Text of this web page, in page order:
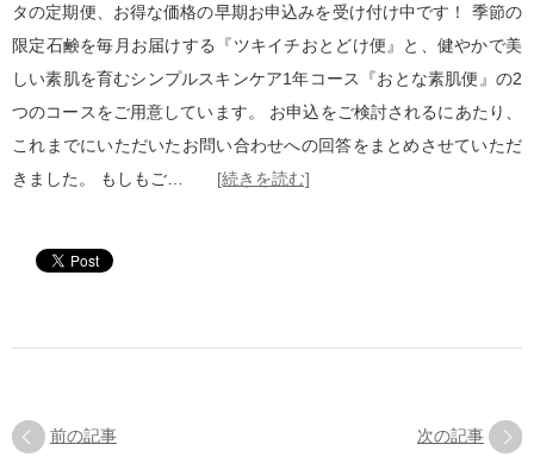
タの定期便、お得な価格の早期お申込みを受け付け中です！ 季節の
限定石鹸を毎月お届けする『ツキイチおとどけ便』と、健やかで美
しい素肌を育むシンプルスキンケア1年コース『おとな素肌便』の2
つのコースをご用意しています。 お申込をご検討されるにあたり、
これまでにいただいたお問い合わせへの回答をまとめさせていただ
きました。 もしもご… [続きを読む]
前の記事 次の記事